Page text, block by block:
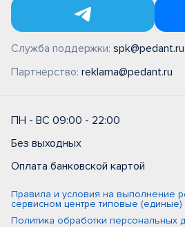
Служба поддержки: spk@pedant.ru
Партнерство: reklama@pedant.ru
ПН - ВС 09:00 - 22:00
Без выходных
Оплата банковской картой
Правила и условия на выполнение
сервисном центре типовые (единые)
Политика обработки персональных